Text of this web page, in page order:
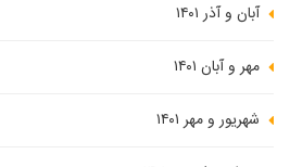
آبان و آذر ۱۴۰۱
مهر و آبان ۱۴۰۱
شهریور و مهر ۱۴۰۱